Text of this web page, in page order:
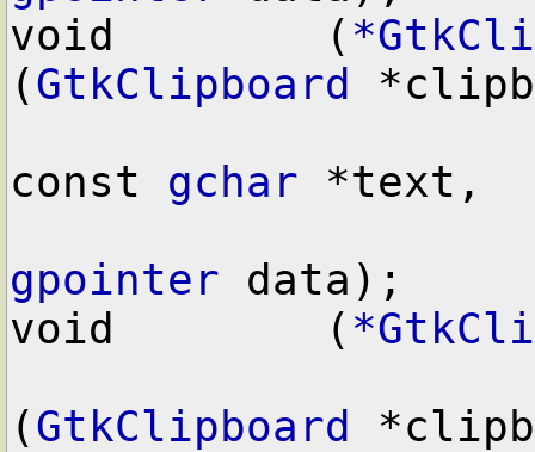
void        (
(GtkClipboard
const gchar *text,
gpointer data);
void        (
(GtkClipboard